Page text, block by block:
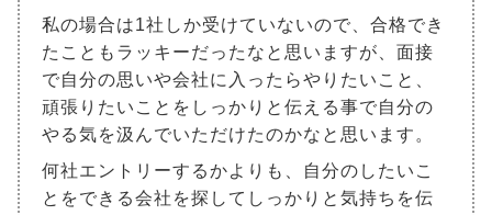
私の場合は1社しか受けていないので、合格でき
たこともラッキーだったなと思いますが、面接
で自分の思いや会社に入ったらやりたいこと、
頑張りたいことをしっかりと伝える事で自分の
やる気を汲んでいただけたのかなと思います。
何社エントリーするかよりも、自分のしたいこ
とをできる会社を探してしっかりと気持ちを伝